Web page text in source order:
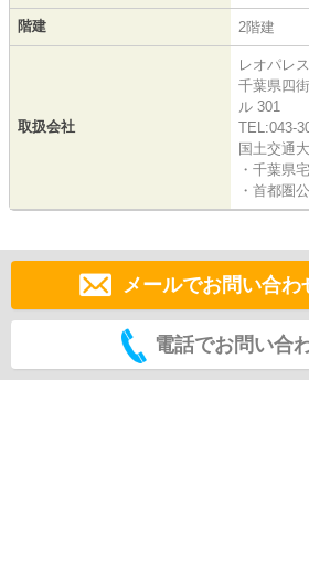
階建 2階建
取扱会社
レオパレ
千葉県四
ル 301
TEL:043-
国土交通
・千葉県
・首都圏
メールでお問い合わ
電話でお問い合